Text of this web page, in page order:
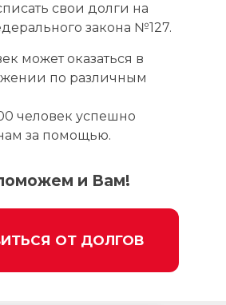
может оказаться в
по различным
человек успешно
за помощью.
ОТ ДОЛГОВ
свои долги на
закона №127.
и Вам!